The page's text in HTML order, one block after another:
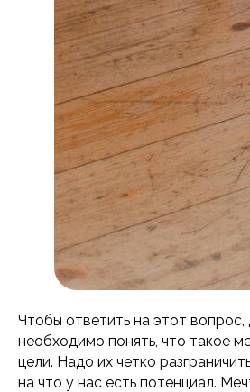
Чтобы ответить на этот вопрос,
необходимо понять, что такое
цели. Надо их четко
на что у нас есть потенциал.